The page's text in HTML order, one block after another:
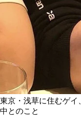
東京・浅草に住むゲ
中とのこと